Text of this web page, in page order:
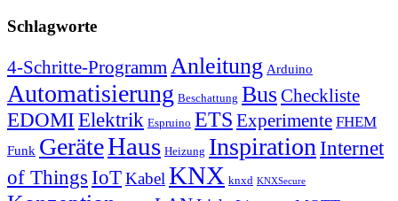
Schlagworte
4-Schritte-Programm Anleitung Arduino
Automatisierung Beschattung BusCheckliste
EDOMI Elektrik Espruino ETS Experimente FHEM
Funk GeräteHaus Heizung InspirationInternet
of Things IoTKabelKNX knxd KNXSecure